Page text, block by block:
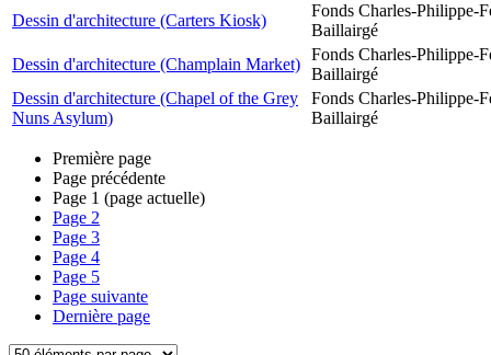
Dessin d'architecture (Carters Kiosk)
Fonds Charles-Philippe-
Baillairgé
Dessin d'architecture (Champlain Market)
Fonds Charles-Philippe-
Baillairgé
Dessin d'architecture (Chapel of the Grey
Nuns Asylum)
Fonds Charles-Philippe-
Baillairgé
Première page
Page précédente
Page 1 (page actuelle)
Page 2
Page 3
Page 4
Page 5
Page suivante
Dernière page